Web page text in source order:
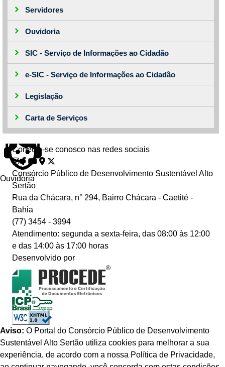
Segunda a sexta-feira, das 08:00 às 12:00 e das 14:00 às
17:00 horas
Rua da Chácara, n° 294, Bairro Chácara
Outros meios de contato
e-SIC
Ouvidoria
Servidores
Ouvidoria
SIC - Serviço de Informações ao Cidadão
e-SIC - Serviço de Informações ao Cidadão
Legislação
Carta de Serviços
Conecte-se conosco nas redes sociais
Consórcio Público de Desenvolvimento Sustentável Alto
Sertão
Rua da Chácara, n° 294, Bairro Chácara - Caetité -
Bahia
(77) 3454 - 3994
Atendimento: segunda a sexta-feira, das 08:00 às 12:00
e das 14:00 às 17:00 horas
Desenvolvido por
Aviso: O Portal do Consórcio Público de Desenvolvimento
Sustentável Alto Sertão utiliza cookies para melhorar a sua
experiência, de acordo com a nossa Política de Privacidade,